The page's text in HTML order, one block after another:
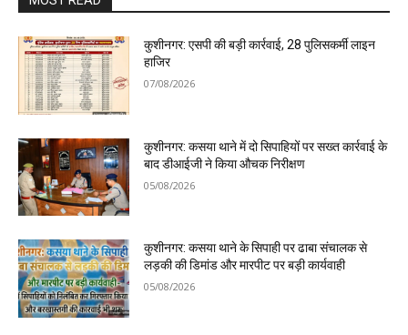
कुशीनगर: एसपी की बड़ी कार्रवाई, 28 पुलिसकर्मी लाइन
हाजिर
07/08/2026
कुशीनगर: कसया थाने में दो सिपाहियों पर सख्त कार्रवाई के
बाद डीआईजी ने किया औचक निरीक्षण
05/08/2026
कुशीनगर: कसया थाने के सिपाही पर ढाबा संचालक से
लड़की की डिमांड और मारपीट पर बड़ी कार्यवाही
05/08/2026